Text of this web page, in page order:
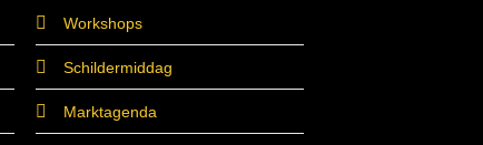
Workshops
Schildermiddag
Marktagenda